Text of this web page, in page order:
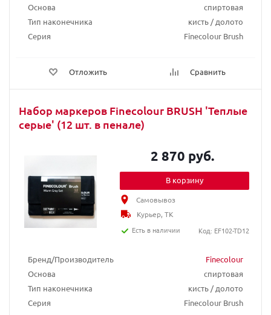
Основа
спиртовая
Тип наконечника
кисть / долото
Серия
Finecolour Brush
Отложить Сравнить
Набор маркеров Finecolour BRUSH 'Теплые
серые' (12 шт. в пенале)
Бренд/Производитель
Finecolour
Основа
спиртовая
Тип наконечника
кисть / долото
Серия
Finecolour Brush
2 870 руб.
В корзину
Самовывоз
Курьер, ТК
Есть в наличии
Код: EF102-TD12